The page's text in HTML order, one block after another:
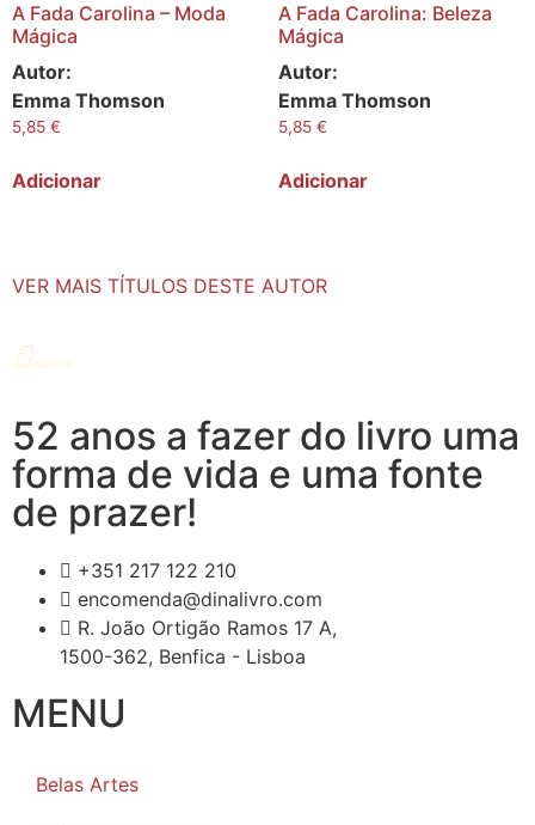
A Fada Carolina – Moda
Mágica
Autor:
Emma Thomson
5,85 €
Adicionar
A Fada Carolina: Beleza
Mágica
Autor:
Emma Thomson
5,85 €
Adicionar
VER MAIS TÍTULOS DESTE AUTOR
52 anos a fazer do livro uma
forma de vida e uma fonte
de prazer!
+351 217 122 210
encomenda@dinalivro.com
R. João Ortigão Ramos 17 A,
1500-362, Benfica - Lisboa
MENU
Belas Artes